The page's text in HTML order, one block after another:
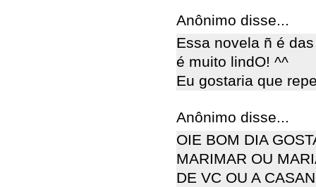
Anônimo disse...
Essa novela ñ é
é muito lindO! ^^
Eu gostaria que
Anônimo disse...
OIE BOM DIA
MARIMAR OU
DE VC OU A